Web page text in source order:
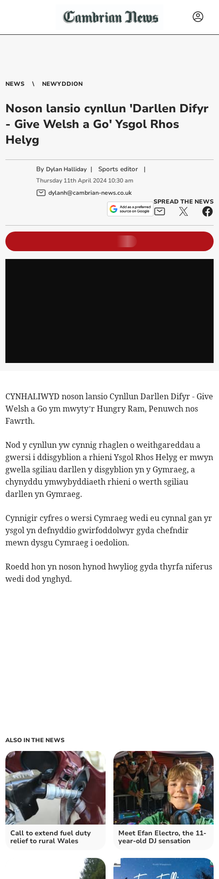
NEWS NEWYDDION
Noson lansio cynllun 'Darllen Difyr
- Give Welsh a Go' Ysgol Rhos
Helyg
By Dylan Halliday | Sports editor |
Thursday 11th April 2024 10:30 am
dylanh@cambrian-news.co.uk
SPREAD THE NEWS
CYNHALIWYD noson lansio Cynllun Darllen Difyr - Give
Welsh a Go ym mwyty’r Hungry Ram, Penuwch nos
Fawrth.
Nod y cynllun yw cynnig rhaglen o weithgareddau a
gwersi i ddisgyblion a rhieni Ysgol Rhos Helyg er mwyn
gwella sgiliau darllen y disgyblion yn y Gymraeg, a
chynyddu ymwybyddiaeth rhieni o werth sgiliau
darllen yn Gymraeg.
Cynnigir cyfres o wersi Cymraeg wedi eu cynnal gan yr
ysgol yn defnyddio gwirfoddolwyr gyda chefndir
mewn dysgu Cymraeg i oedolion.
Roedd hon yn noson hynod hwyliog gyda thyrfa niferus
wedi dod ynghyd.
ALSO IN THE NEWS
Call to extend fuel duty
relief to rural Wales
Meet Efan Electro, the 11-
year-old DJ sensation